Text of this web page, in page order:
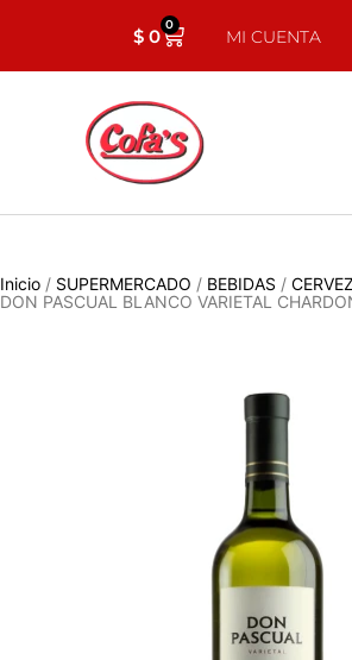
$0 0
MI CUENTA
Inicio / SUPERMERCADO / BEBIDAS /
DON PASCUAL BLANCO VARIETAL